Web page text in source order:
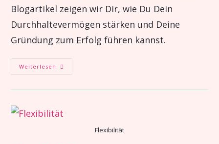
Blogartikel zeigen wir Dir, wie Du Dein
Durchhaltevermögen stärken und Deine
Gründung zum Erfolg führen kannst.
Weiterlesen
Flexibilität